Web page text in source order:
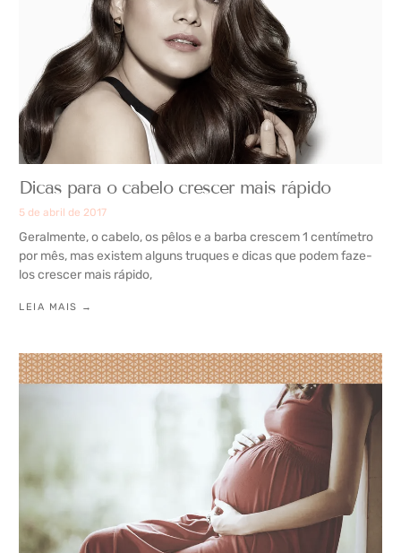
Dicas para o cabelo crescer mais rápido
5 de abril de 2017
Geralmente, o cabelo, os pêlos e a barba crescem 1 centímetro
por mês, mas existem alguns truques e dicas que podem faze-
los crescer mais rápido,
LEIA MAIS →